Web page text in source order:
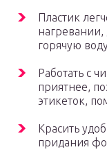
Пластик
нагревании,
горячую
Работать с
приятнее,
этикеток,
Красить
придания